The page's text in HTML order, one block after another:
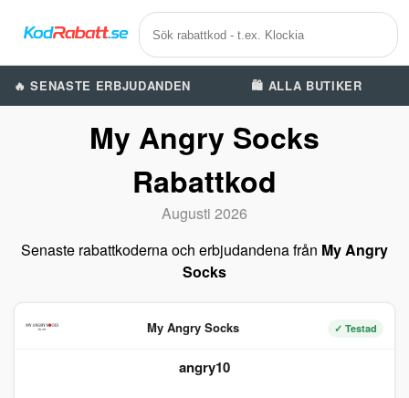
🔥 SENASTE ERBJUDANDEN 🛍️ ALLA BUTIKER
My Angry Socks
Rabattkod
Augusti 2026
Senaste rabattkoderna och erbjudandena från My Angry
Socks
My Angry Socks ✓ Testad
angry10